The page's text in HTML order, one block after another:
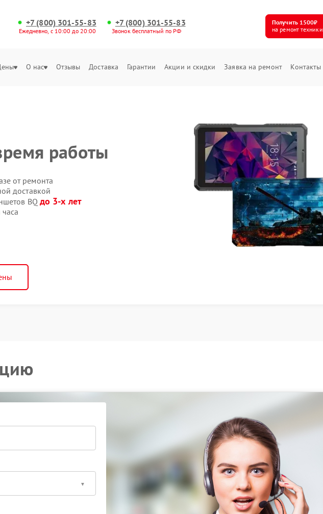
+7 (800) 301-55-83
Ежедневно, с 10:00 до 20:00
+7 (800) 301-55-83
Звонок бесплатный по РФ
Получить 1500₽
на ремонт техники
О нас Отзывы Доставка Гарантии Акции и скидки Заявка на ремонт Контакты
работы
от ремонта
доставкой
BQ до 3-х лет